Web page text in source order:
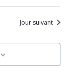
Jour suivant